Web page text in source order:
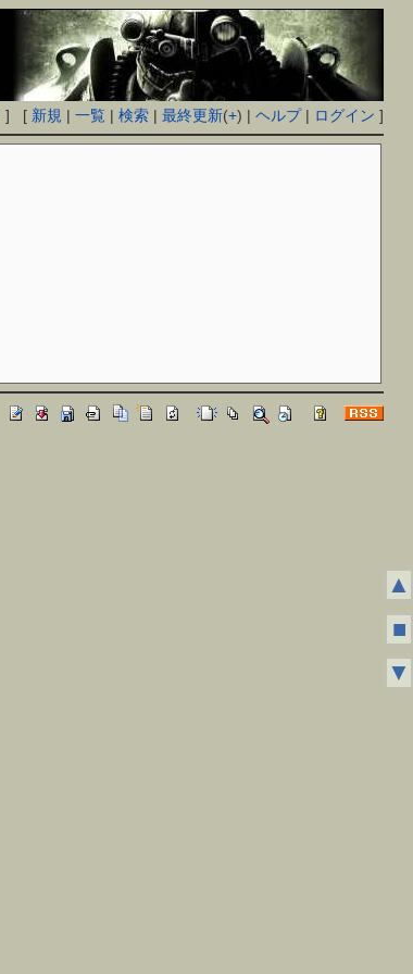
] [ 新規 |一覧 |検索 |最終更新(+) |ヘルプ| ログイン ]
▲
■
▼